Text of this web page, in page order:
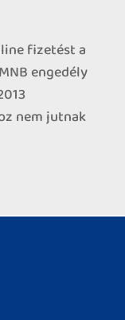
fizetést a
engedély
nem jutnak